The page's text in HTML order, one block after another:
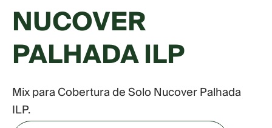
NUCOVER
PALHADA ILP
Mix para Cobertura de Solo Nucover Palhada
ILP.